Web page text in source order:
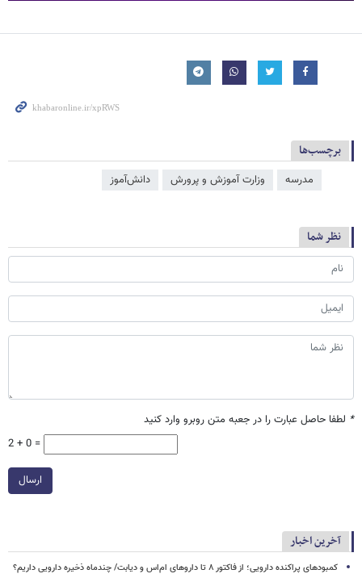
برچسب‌ها
مدرسه وزارت آموزش و پرورش دانش‌آموز
نظر شما
* لطفا حاصل عبارت را در جعبه متن روبرو وارد کنید
2 + 0 =
ارسال
آخرین اخبار
کمبودهای پراکنده دارویی؛ از فاکتور ۸ تا داروهای ام‌اس و دیابت/ چندماه ذخیره دارویی داریم؟